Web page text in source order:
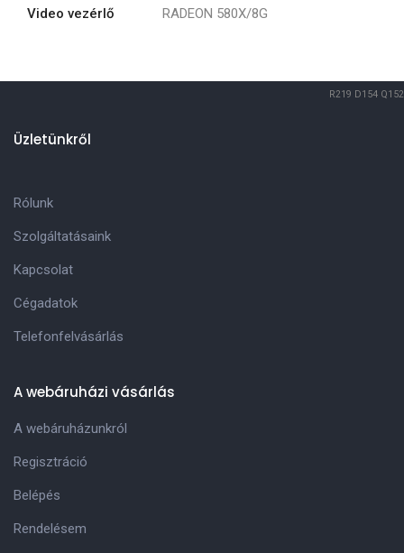
Video vezérlő RADEON 580X/8G
R219 D154 Q152
Üzletünkről
Rólunk
Szolgáltatásaink
Kapcsolat
Cégadatok
Telefonfelvásárlás
A webáruházi vásárlás
A webáruházunkról
Regisztráció
Belépés
Rendelésem